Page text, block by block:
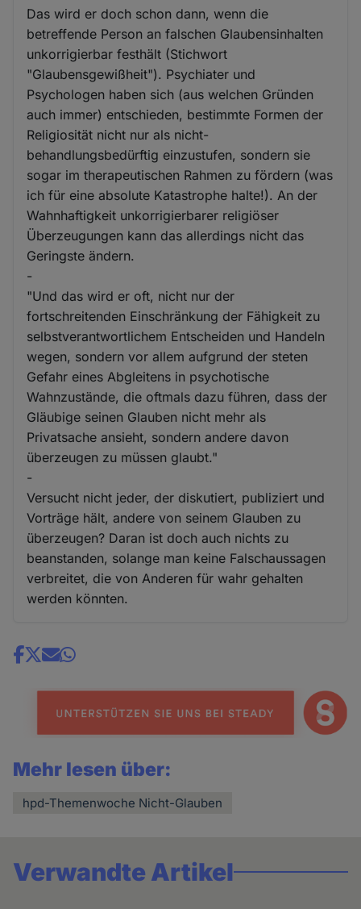
Das wird er doch schon dann, wenn die
betreffende Person an falschen Glaubensinhalten
unkorrigierbar festhält (Stichwort
"Glaubensgewißheit"). Psychiater und
Psychologen haben sich (aus welchen Gründen
auch immer) entschieden, bestimmte Formen der
Religiosität nicht nur als nicht-
behandlungsbedürftig einzustufen, sondern sie
sogar im therapeutischen Rahmen zu fördern (was
ich für eine absolute Katastrophe halte!). An der
Wahnhaftigkeit unkorrigierbarer religiöser
Überzeugungen kann das allerdings nicht das
Geringste ändern.
-
"Und das wird er oft, nicht nur der
fortschreitenden Einschränkung der Fähigkeit zu
selbstverantwortlichem Entscheiden und Handeln
wegen, sondern vor allem aufgrund der steten
Gefahr eines Abgleitens in psychotische
Wahnzustände, die oftmals dazu führen, dass der
Gläubige seinen Glauben nicht mehr als
Privatsache ansieht, sondern andere davon
überzeugen zu müssen glaubt."
-
Versucht nicht jeder, der diskutiert, publiziert und
Vorträge hält, andere von seinem Glauben zu
überzeugen? Daran ist doch auch nichts zu
beanstanden, solange man keine Falschaussagen
verbreitet, die von Anderen für wahr gehalten
werden könnten.
Share
news
Mehr lesen über:
hpd-Themenwoche Nicht-Glauben
Verwandte Artikel